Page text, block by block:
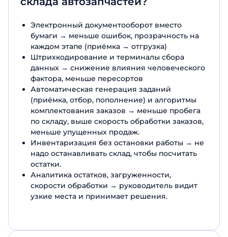
Электронный документооборот вместо
бумаги → меньше ошибок, прозрачность на
каждом этапе (приёмка → отгрузка)
Штрихкодирование и терминалы сбора
данных → снижение влияния человеческого
фактора, меньше пересортов
Автоматическая генерация заданий
(приёмка, отбор, пополнение) и алгоритмы
комплектования заказов → меньше пробега
по складу, выше скорость обработки заказов,
меньше упущенных продаж.
Инвентаризация без остановки работы → не
надо останавливать склад, чтобы посчитать
остатки.
Аналитика остатков, загруженности,
скорости обработки → руководитель видит
узкие места и принимает решения.